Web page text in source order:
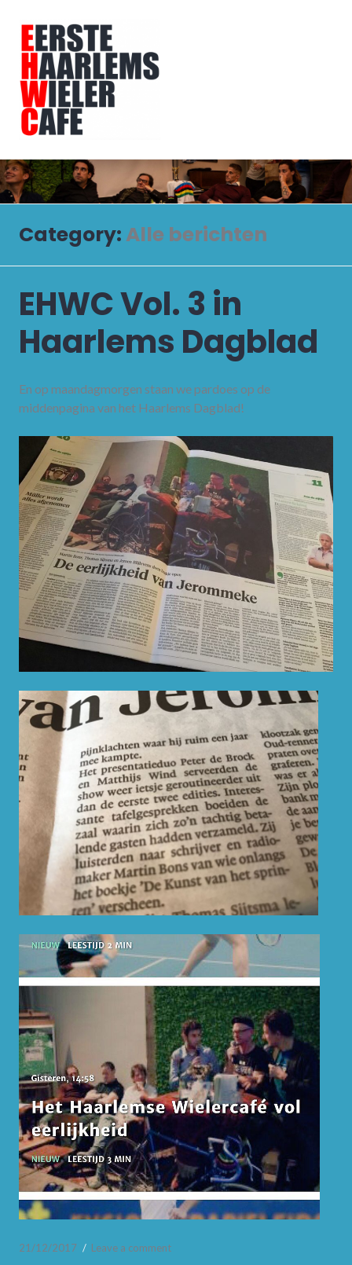
content
Eerste Haarlems Wielercafé
Category:Alle berichten
EHWC Vol. 3 in
Haarlems Dagblad
En op maandagmorgen staan we pardoes op de
middenpagina van het Haarlems Dagblad!
21/12/2017 Leave a comment